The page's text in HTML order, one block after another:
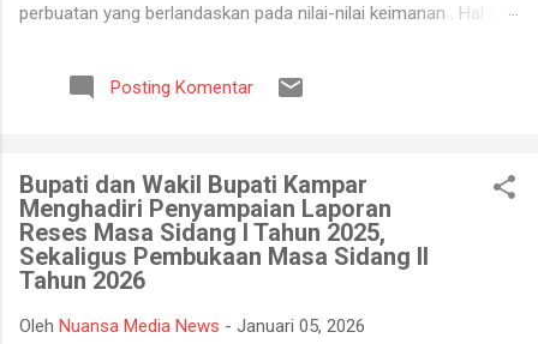
perbuatan yang berlandaskan pada nilai-nilai keimanan . Hal ini
mana seseorang hidup secara konsisten di jalan Allah,
menjunjung tinggi kejujuran, serta dapat dipercaya dalam setiap
mempertahankan integritasnya karena tidak tahan terhadap
ujian kehidupan. Ketika berhadapan dengan godaan bertekuk
lutut merelakan integritasnya hancur. Padahal telah
dipertahankan sekian lama, dan banyak orang menilainya
merupakan landasan penting dalam menjalankan kehidupan.
Posting Komentar
Bupati dan Wakil Bupati Kampar
Menghadiri Penyampaian Laporan
Reses Masa Sidang I Tahun 2025,
Sekaligus Pembukaan Masa Sidang II
Tahun 2026
Oleh Nuansa Media News - Januari 05, 2026